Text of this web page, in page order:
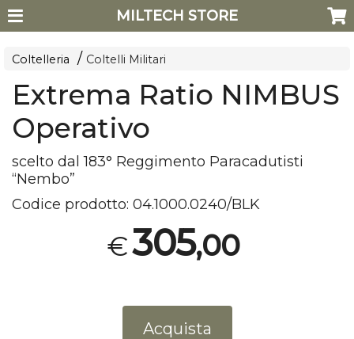
MILTECH STORE
Coltelleria Coltelli Militari
Extrema Ratio NIMBUS
Operativo
scelto dal 183° Reggimento Paracadutisti
“Nembo”
Codice prodotto:04.1000.0240/BLK
€305,00
Acquista